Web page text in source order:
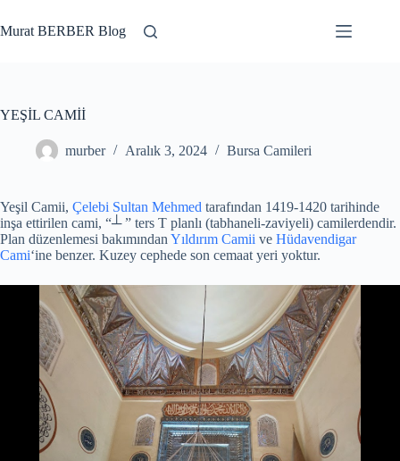
to
content
Murat BERBER Blog
YEŞİL CAMİİ
murber Aralık 3, 2024 Bursa Camileri
Yeşil Camii, Çelebi Sultan Mehmed tarafından 1419-1420 tarihinde
inşa ettirilen cami, “┴ ” ters T planlı (tabhaneli-zaviyeli) camilerdendir.
Plan düzenlemesi bakımından Yıldırım Camii ve Hüdavendigar
Cami‘ine benzer. Kuzey cephede son cemaat yeri yoktur.